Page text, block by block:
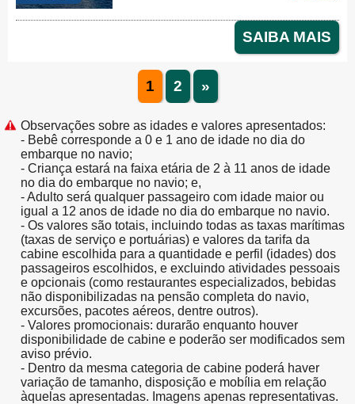
SAIBA MAIS
1 2 »
Observações sobre as idades e valores apresentados:
- Bebê corresponde a 0 e 1 ano de idade no dia do
embarque no navio;
- Criança estará na faixa etária de 2 à 11 anos de idade
no dia do embarque no navio; e,
- Adulto será qualquer passageiro com idade maior ou
igual a 12 anos de idade no dia do embarque no navio.
- Os valores são totais, incluindo todas as taxas marítimas
(taxas de serviço e portuárias) e valores da tarifa da
cabine escolhida para a quantidade e perfil (idades) dos
passageiros escolhidos, e excluindo atividades pessoais
e opcionais (como restaurantes especializados, bebidas
não disponibilizadas na pensão completa do navio,
excursões, pacotes aéreos, dentre outros).
- Valores promocionais: durarão enquanto houver
disponibilidade de cabine e poderão ser modificados sem
aviso prévio.
- Dentro da mesma categoria de cabine poderá haver
variação de tamanho, disposição e mobília em relação
àquelas apresentadas. Imagens apenas representativas.